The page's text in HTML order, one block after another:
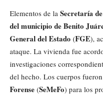
Elementos de la Secretaría
del municipio de Benito
General del Estado (FGE),
ataque. La vivienda fue
investigaciones
del hecho. Los cuerpos
Forense (SeMeFo) para los